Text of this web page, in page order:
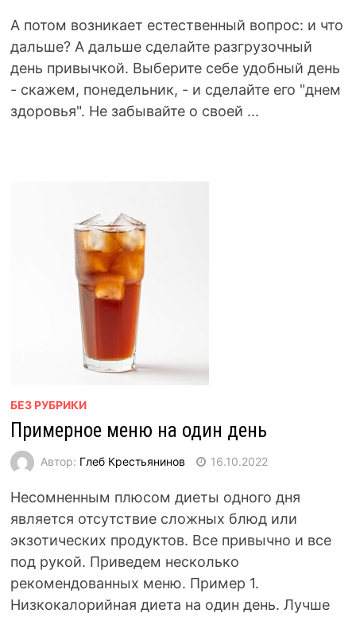
А потом возникает естественный вопрос: и что
дальше? А дальше сделайте разгрузочный
день привычкой. Выберите себе удобный день
- скажем, понедельник, - и сделайте его "днем
здоровья". Не забывайте о своей ...
БЕЗ РУБРИКИ
Примерное меню на один день
Автор: Глеб Крестьянинов 16.10.2022
Несомненным плюсом диеты одного дня
является отсутствие сложных блюд или
экзотических продуктов. Все привычно и все
под рукой. Приведем несколько
рекомендованных меню. Пример 1.
Низкокалорийная диета на один день. Лучше